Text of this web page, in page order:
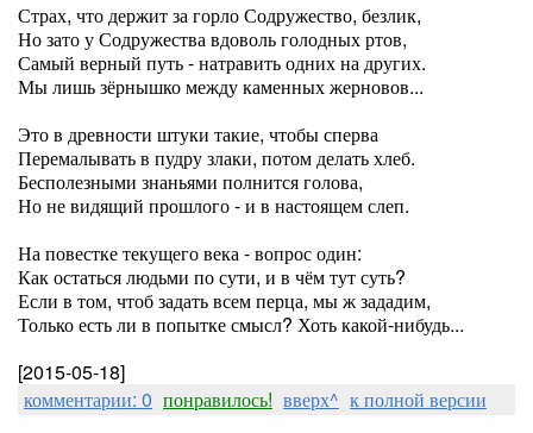
Страх, что держит за горло Содружество, безлик,
Но зато у Содружества вдоволь голодных ртов,
Самый верный путь - натравить одних на других.
Мы лишь зёрнышко между каменных жерновов...
Это в древности штуки такие, чтобы сперва
Перемалывать в пудру злаки, потом делать хлеб.
Бесполезными знаньями полнится голова,
Но не видящий прошлого - и в настоящем слеп.
На повестке текущего века - вопрос один:
Как остаться людьми по сути, и в чём тут суть?
Если в том, чтоб задать всем перца, мы ж зададим,
Только есть ли в попытке смысл? Хоть какой-нибудь...
[2015-05-18]
комментарии: 0 понравилось! вверх^ к полной версии